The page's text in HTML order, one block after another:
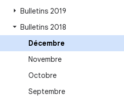
Bulletins 2019
Bulletins 2018
Décembre
Novembre
Octobre
Septembre